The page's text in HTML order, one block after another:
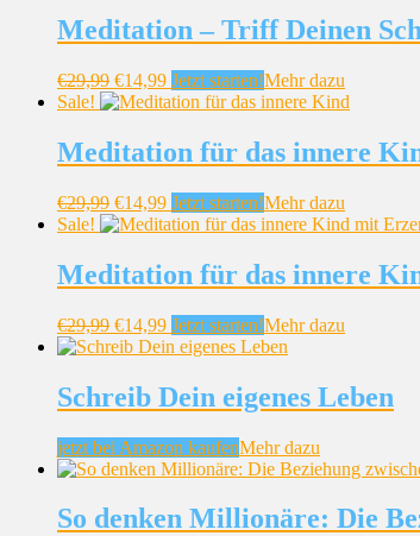
Meditation – Triff Deinen
€29,99 €14,99 Jetzt starten!Mehr dazu
Sale!
Meditation für das innere
€29,99 €14,99 Jetzt starten!Mehr dazu
Sale!
Meditation für das innere
€29,99 €14,99 Jetzt starten!Mehr dazu
Schreib Dein eigenes Leben
jetzt bei Amazon kaufenMehr dazu
So denken Millionäre: Die